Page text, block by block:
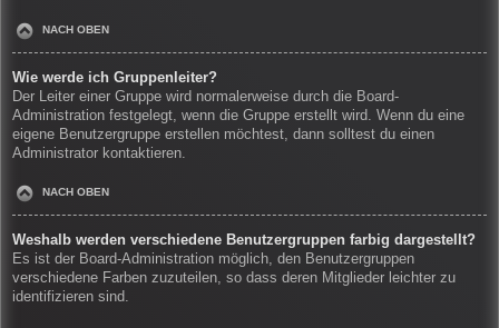
NACH OBEN
Wie werde ich Gruppenleiter?
Der Leiter einer Gruppe wird normalerweise durch die Board-
Administration festgelegt, wenn die Gruppe erstellt wird. Wenn du eine
eigene Benutzergruppe erstellen möchtest, dann solltest du einen
Administrator kontaktieren.
NACH OBEN
Weshalb werden verschiedene Benutzergruppen farbig dargestellt?
Es ist der Board-Administration möglich, den Benutzergruppen
verschiedene Farben zuzuteilen, so dass deren Mitglieder leichter zu
identifizieren sind.